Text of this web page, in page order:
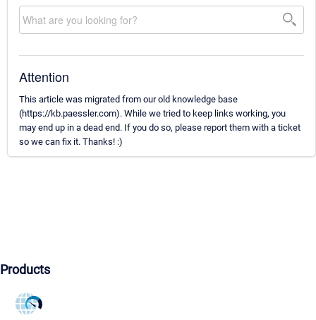
Attention
This article was migrated from our old knowledge base
(https://kb.paessler.com). While we tried to keep links working, you
may end up in a dead end. If you do so, please report them with a ticket
so we can fix it. Thanks! :)
Products